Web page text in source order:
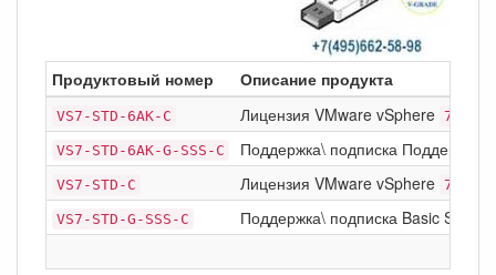
Продуктовый номер Описание продукта
VS7-STD-6AK-C Лицензия VMware vSphere 7
VS7-STD-6AK-G-SSS-C Поддержка\ подписка
VS7-STD-C Лицензия VMware vSphere 7
VS7-STD-G-SSS-C Поддержка\ подписка Basic